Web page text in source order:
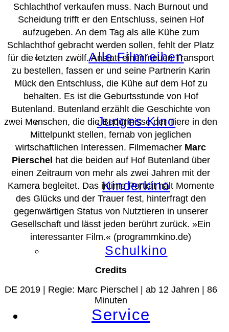
Alle Filmreihen
Junges Kino
Kinderkino
Schulkino
Service
Schlachthof verkaufen muss. Nach Burnout und
Scheidung trifft er den Entschluss, seinen Hof
aufzugeben. An dem Tag als alle Kühe zum
Schlachthof gebracht werden sollen, fehlt der Platz
für die letzten zwölf. Anstatt einen neuen Transport
zu bestellen, fassen er und seine Partnerin Karin
Mück den Entschluss, die Kühe auf dem Hof zu
behalten. Es ist die Geburtsstunde von Hof
Butenland. Butenland erzählt die Geschichte von
zwei Menschen, die die Bedürfnisse der Tiere in den
Mittelpunkt stellen, fernab von jeglichen
wirtschaftlichen Interessen. Filmemacher Marc
Pierschel hat die beiden auf Hof Butenland über
einen Zeitraum von mehr als zwei Jahren mit der
Kamera begleitet. Das intime Porträt hält Momente
des Glücks und der Trauer fest, hinterfragt den
gegenwärtigen Status von Nutztieren in unserer
Gesellschaft und lässt jeden berührt zurück. »Ein
interessanter Film.« (programmkino.de)
Credits
DE 2019 | Regie: Marc Pierschel | ab 12 Jahren | 86
Minuten